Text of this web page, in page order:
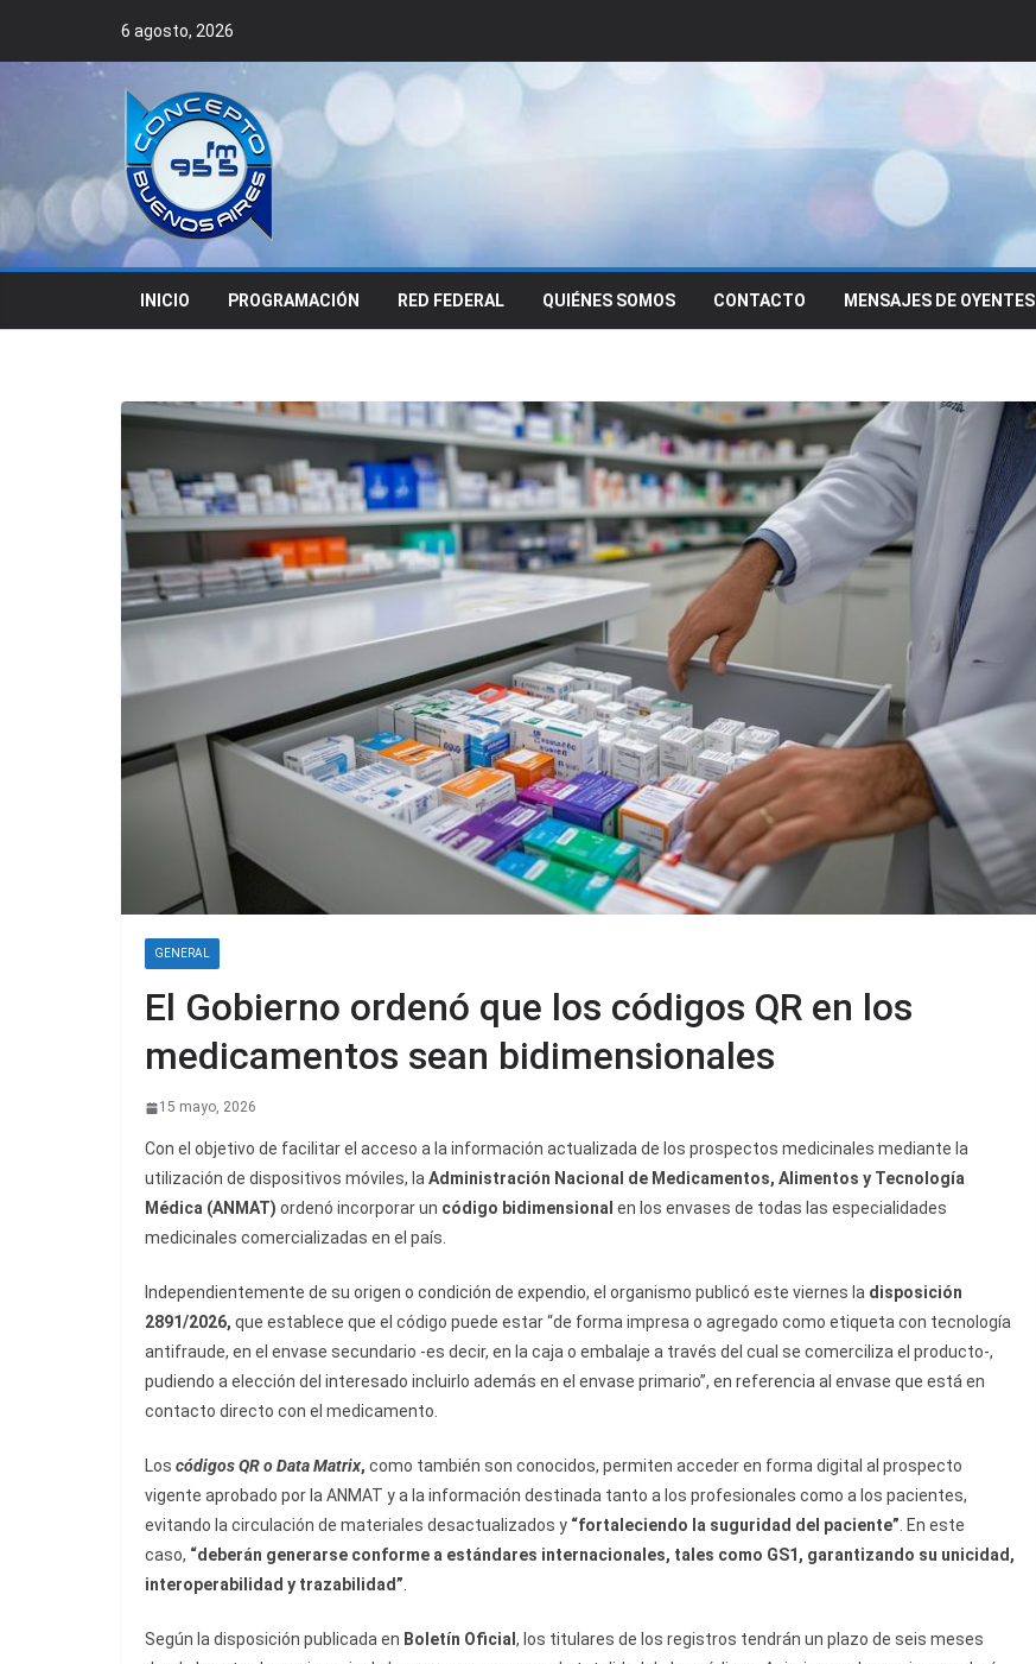
6 agosto, 2026
INICIO PROGRAMACIÓN RED FEDERAL QUIÉNES SOMOS CONTACTO MENSAJES DE OYENTES
GENERAL
El Gobierno ordenó que los códigos QR en los
medicamentos sean bidimensionales
15 mayo, 2026
Con el objetivo de facilitar el acceso a la información actualizada de los prospectos medicinales mediante la
utilización de dispositivos móviles, laAdministración Nacional de Medicamentos, Alimentos y Tecnología
Médica (ANMAT) ordenó incorporar un código bidimensional en los envases de todas las especialidades
medicinales comercializadas en el país.
Independientemente de su origen o condición de expendio, el organismo publicó este viernes la disposición
2891/2026, que establece que el código puede estar “de forma impresa o agregado como etiqueta con tecnología
antifraude, en el envase secundario -es decir, en la caja o embalaje a través del cual se comerciliza el producto-,
pudiendo a elección del interesado incluirlo además en el envase primario”, en referencia al envase que está en
contacto directo con el medicamento.
Los códigos QR o Data Matrix, como también son conocidos, permiten acceder en forma digital al prospecto
vigente aprobado por la ANMAT y a la información destinada tanto a los profesionales como a los pacientes,
evitando la circulación de materiales desactualizados y “fortaleciendo la suguridad del paciente”. En este
caso, “deberán generarse conforme a estándares internacionales, tales como GS1, garantizando su unicidad,
interoperabilidad y trazabilidad”.
Según la disposición publicada en Boletín Oficial , los titulares de los registros tendrán un plazo de seis meses